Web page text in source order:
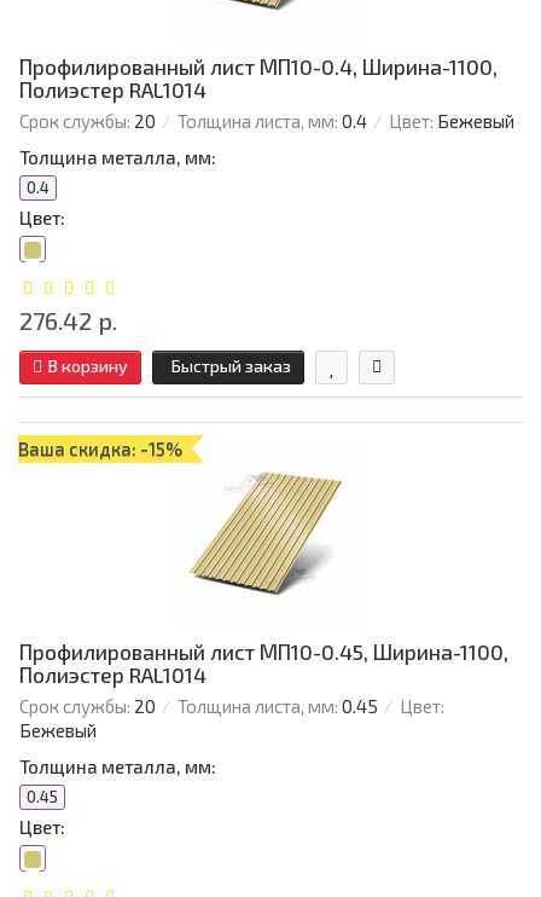
Профилированный лист МП10-0.4, Ширина-1100,
Полиэстер RAL1014
Срок службы: 20 Толщина листа, мм: 0.4 Цвет: Бежевый
Толщина металла, мм:
0.4
Цвет:
276.42 р.
В корзину Быстрый заказ
Ваша скидка: -15%
Профилированный лист МП10-0.45, Ширина-1100,
Полиэстер RAL1014
Срок службы: 20 Толщина листа, мм: 0.45
Цвет:
Бежевый
Толщина металла, мм:
0.45
Цвет: